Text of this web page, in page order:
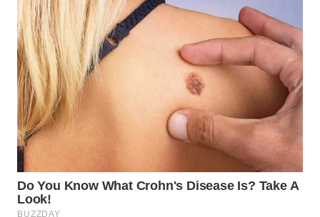
WN
PAKPAK
WN
KARAWANG
WN
BEKASI
BOGOR